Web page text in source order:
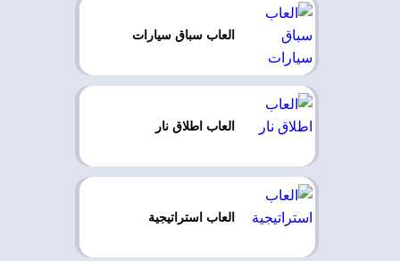
العاب سباق سيارات
العاب اطلاق نار
العاب استراتيجية